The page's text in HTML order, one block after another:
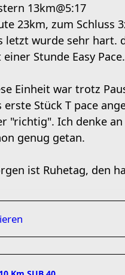
13km@5:17
23km, zum Schluss
letzt wurde sehr hart.
einer Stunde Easy Pace.
Einheit war trotz
erste Stück T pace
"richtig". Ich denke
genug getan.
ist Ruhetag, den